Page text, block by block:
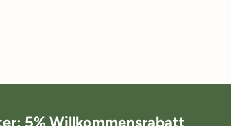
5% Willkommensrabatt